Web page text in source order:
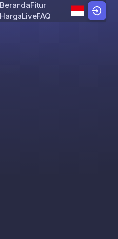
Skip to content
BerandaFitur
HargaLiveFAQ